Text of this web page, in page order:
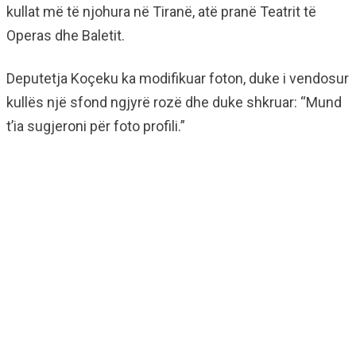
kullat më të njohura në Tiranë, atë pranë Teatrit të
Operas dhe Baletit.
Deputetja Koçeku ka modifikuar foton, duke i vendosur
kullës një sfond ngjyrë rozë dhe duke shkruar: “Mund
t’ia sugjeroni për foto profili.”